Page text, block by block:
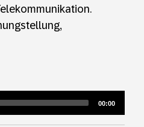
Total
00:00